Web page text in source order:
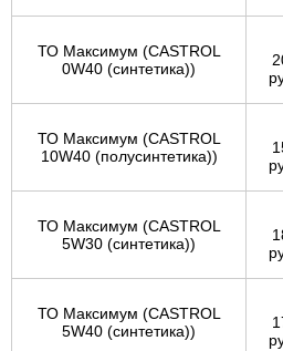
ТО Максимум (CASTROL
0W40 (синтетика))
ТО Максимум (CASTROL
10W40 (полусинтетика))
ТО Максимум (CASTROL
5W30 (синтетика))
ТО Максимум (CASTROL
5W40 (синтетика))